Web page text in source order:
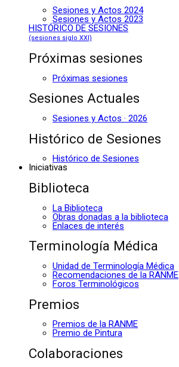
Sesiones y Actos 2024
Sesiones y Actos 2023
HISTÓRICO DE SESIONES
(sesiones siglo XXI)
Próximas sesiones
Próximas sesiones
Sesiones Actuales
Sesiones y Actos · 2026
Histórico de Sesiones
Histórico de Sesiones
Iniciativas
Biblioteca
La Biblioteca
Obras donadas a la biblioteca
Enlaces de interés
Terminología Médica
Unidad de Terminología Médica
Recomendaciones de la RANME
Foros Terminológicos
Premios
Premios de la RANME
Premio de Pintura
Colaboraciones